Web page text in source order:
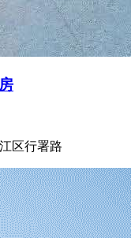
区行署路